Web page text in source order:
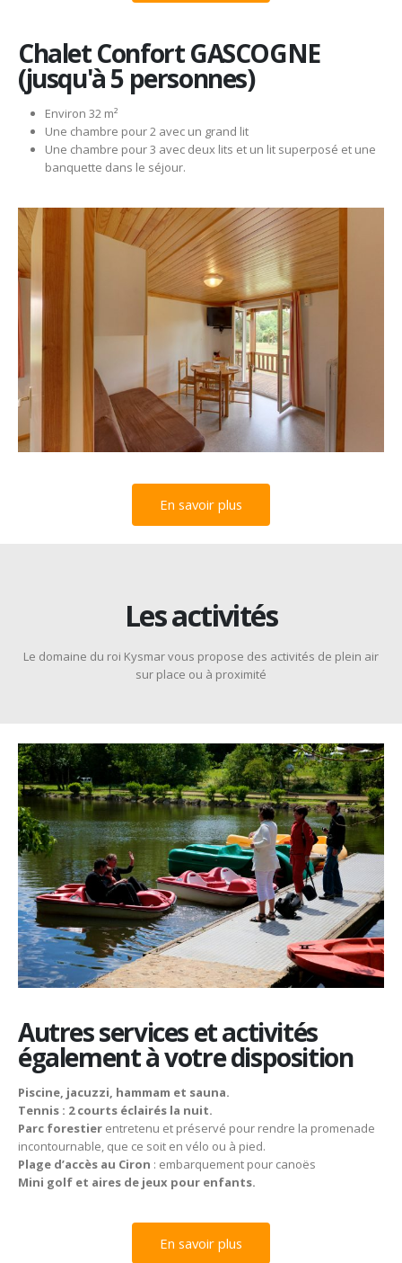
Chalet Confort GASCOGNE
(jusqu'à 5 personnes)
Environ 32 m²
Une chambre pour 2 avec un grand lit
Une chambre pour 3 avec deux lits et un lit superposé et une
banquette dans le séjour.
En savoir plus
Les activités
Le domaine du roi Kysmar vous propose des activités de plein air
sur place ou à proximité
Autres services et activités
également à votre disposition
Piscine, jacuzzi, hammam et sauna.
Tennis : 2 courts éclairés la nuit.
Parc forestier entretenu et préservé pour rendre la promenade
incontournable, que ce soit en vélo ou à pied.
Plage d’accès au Ciron : embarquement pour canoës
Mini golf et aires de jeux pour enfants.
En savoir plus